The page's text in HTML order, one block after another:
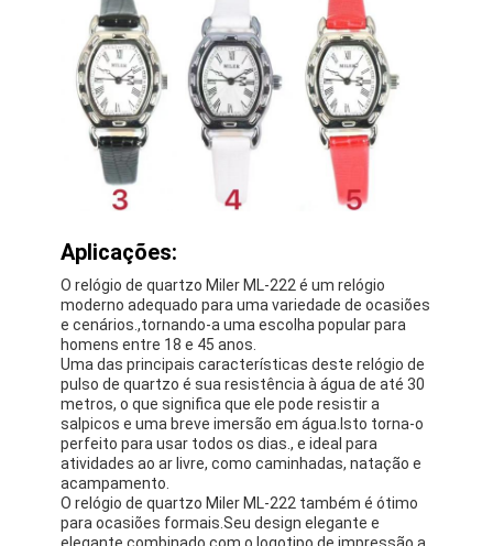
Aplicações:
O relógio de quartzo Miler ML-222 é um relógio
moderno adequado para uma variedade de ocasiões
e cenários.,tornando-a uma escolha popular para
homens entre 18 e 45 anos.
Uma das principais características deste relógio de
pulso de quartzo é sua resistência à água de até 30
metros, o que significa que ele pode resistir a
salpicos e uma breve imersão em água.Isto torna-o
perfeito para usar todos os dias., e ideal para
atividades ao ar livre, como caminhadas, natação e
acampamento.
O relógio de quartzo Miler ML-222 também é ótimo
para ocasiões formais.Seu design elegante e